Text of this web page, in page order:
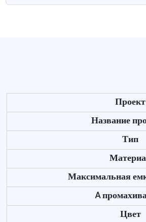
Проект
Название
Тип
Максимальная
A
Цвет